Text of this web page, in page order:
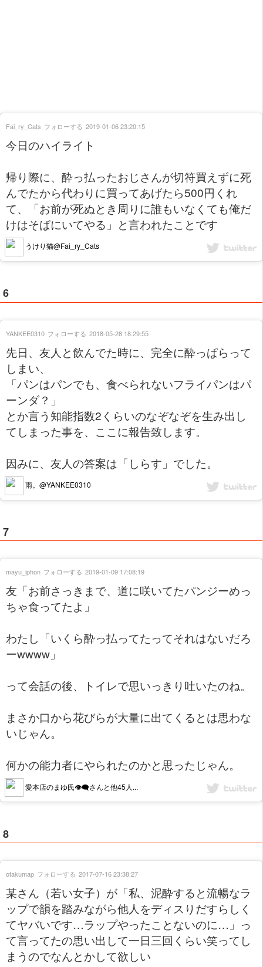
今日のハイライト
帰り際に、酔っ払ったおじさんが切符買えずに死
んでたから代わりに買ってあげたら500円くれ
て、「お前が死ぬとき周りに誰もいなくても俺だ
けはそばにいてやる」と言われたことです
うけり猫@Fai_ry_Cats
Fai_ry_Cats フォローする 2019-01-06 23:20:15
6
先日、友人と飲んでた時に、完全に酔っぱらって
しまい、
「パンはパンでも、食べられないフライパンはパ
ーンダ？」
とか言う知能指数2くらいのなぞなぞを生み出し
てしまった事を、ここに報告致します。
因みに、友人の答案は「しらす」でした。
雨。@YANKEE0310
YANKEE0310 フォローする 2018-05-28 18:29:55
7
友「お前さっきまで、道に咲いてたパンジーめっ
ちゃ食ってたよ」
わたし「いくら酔っ払ってたってそれはないだろ
ーwwww」
って会話の後、トイレで思いっきり吐いたのね。
まさか口から花びらが大量に出てくるとは思わな
いじゃん。
何かの能力者にやられたのかと思ったじゃん。
愛本店のまゆ氏👁‍🗨さんと他45人...
mayu_iphon フォローする 2019-01-09 17:08:19
8
某さん（若い女子）が「私、泥酔すると流暢なラ
ップで韻を踏みながら他人をディスりだすらしく
てヤバいです…ラップやったことないのに…」っ
て言ってたの思い出して一日三回くらい笑ってし
まうのでなんとかして欲しい
otakumap フォローする 2017-07-16 23:38:27